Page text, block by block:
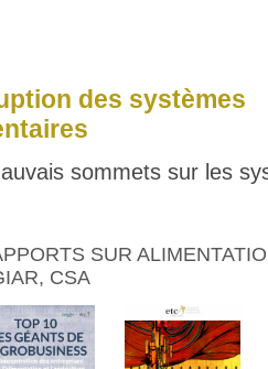
des systèmes
sommets sur les
SUR
CSA